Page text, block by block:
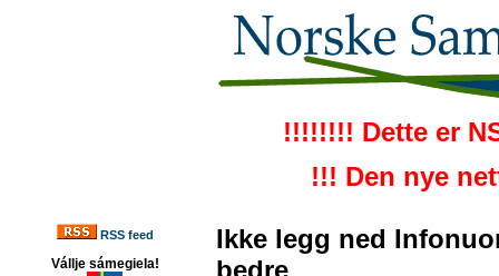
!!!!!!!! Dette er
!!! Den nye
RSS feed
Vállje sámegiela!
Ikke legg ned
bedre